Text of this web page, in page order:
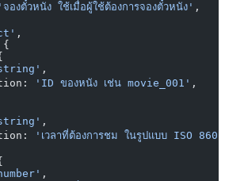
'จองตั๋วหนัง ใช้เมื่อผู้ใช้ต้องการจองตั๋วหนัง' ,
,
,
'ID ของหนัง เช่น movie_001' ,
,
'เวลาที่ต้องการชม ในรูปแบบ ISO
,